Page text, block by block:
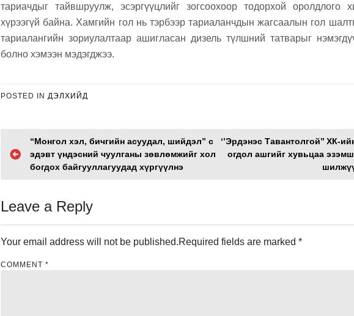
тариачдыг тайвшруулж, эсэргүүцлийг зогсоохоор тодорхой оролдлого
хүрээгүй байна. Хамгийн гол нь тэрбээр тариаланчдын жагсаалын гол
тариалангийн зориулалтаар ашигласан дизель түлшний татварыг
болно хэмээн мэдэгджээ.
POSTED IN ДЭЛХИЙД
P
t
n
a
“Монгол хэл, бичгийн асуудал, шийдэл” с
эдэвт үндэсний чуулганы зөвлөмжийг хол
богдох байгууллагуудад хүргүүлнэ
‘’Эрдэнэс Тавантолгой’’ ХК-
огдол ашгийг хувьцаа
Leave a Reply
Your email address will not be published.Required fields are marked *
COMMENT *